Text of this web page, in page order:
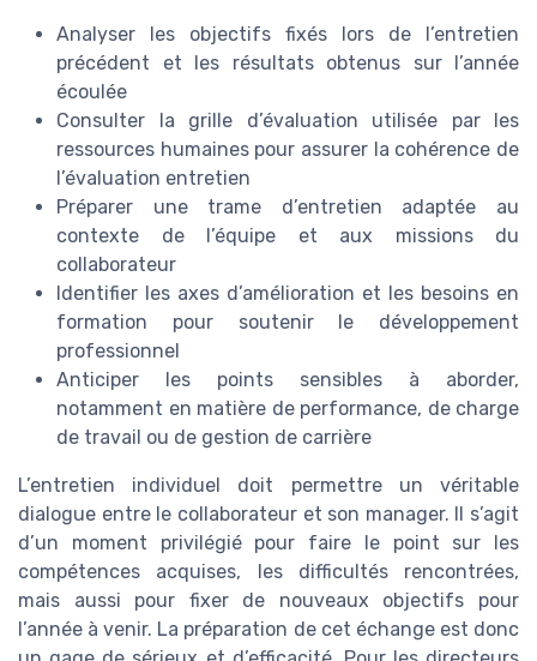
Analyser les objectifs fixés lors de l’entretien
précédent et les résultats obtenus sur l’année
écoulée
Consulter la grille d’évaluation utilisée par les
ressources humaines pour assurer la cohérence de
l’évaluation entretien
Préparer une trame d’entretien adaptée au
contexte de l’équipe et aux missions du
collaborateur
Identifier les axes d’amélioration et les besoins en
formation pour soutenir le développement
professionnel
Anticiper les points sensibles à aborder,
notamment en matière de performance, de charge
de travail ou de gestion de carrière
L’entretien individuel doit permettre un véritable
dialogue entre le collaborateur et son manager. Il s’agit
d’un moment privilégié pour faire le point sur les
compétences acquises, les difficultés rencontrées,
mais aussi pour fixer de nouveaux objectifs pour
l’année à venir. La préparation de cet échange est donc